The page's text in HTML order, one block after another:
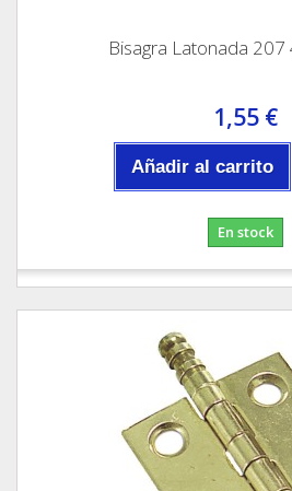
Bisagra Latonada 207
1,55 €
Añadir al carrito
En stock